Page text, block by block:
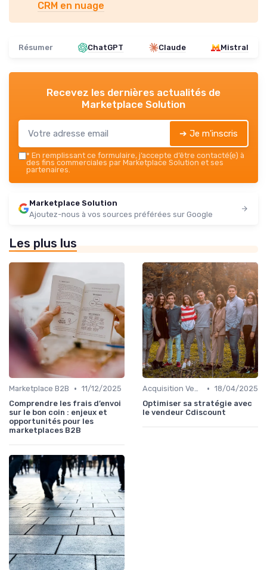
CRM en nuage
Résumer ChatGPT Claude Mistral
Recevez les dernières actualités de
Marketplace Solution
➔ Je m'inscris
* En remplissant ce formulaire, j’accepte d’être contacté(e) à
des fins commerciales par Marketplace Solution et ses
partenaires.
Marketplace Solution
Ajoutez-nous à vos sources préférées sur Google
Les plus lus
Marketplace B2B • 11/12/2025
Comprendre les frais d’envoi
sur le bon coin : enjeux et
opportunités pour les
marketplaces B2B
Acquisition Vendeurs • 18/04/2025
Optimiser sa stratégie avec
le vendeur Cdiscount